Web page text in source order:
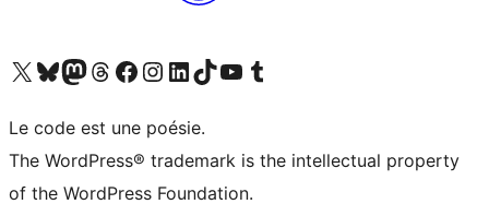
Visitez notre compte X (précédemment Twitter)
Visiter notre compte Bluesky
Visiter notre compte Mastodon
Visiter notre compte Threads
Consulter notre compte Facebook
Consulter notre compte Instagram
Consulter notre compte LinkedIn
Visiter notre compte TokTok
Visiter notre chaîne YouTube
Visiter notre compte Tumblr
Le code est une poésie.
The WordPress® trademark is the intellectual property
of the WordPress Foundation.